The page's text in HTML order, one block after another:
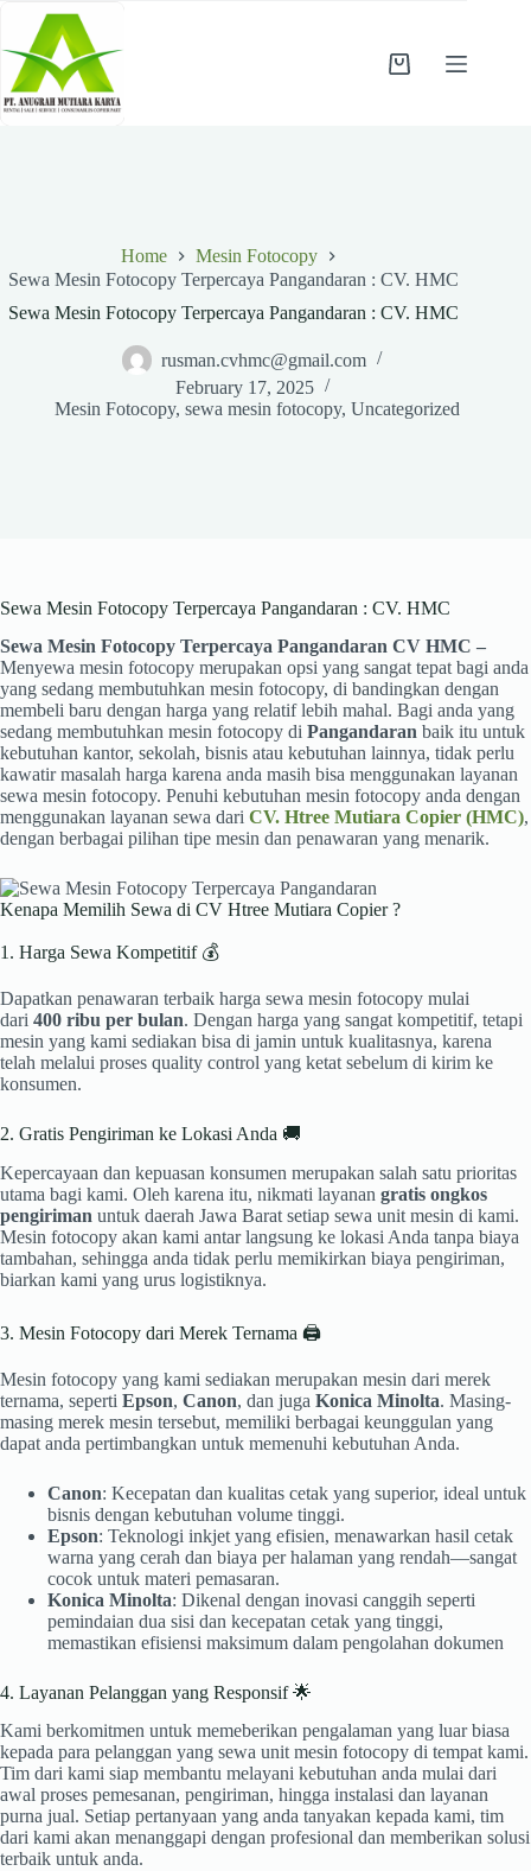
content
Shopping
Home
Mesin Fotocopy
Sewa Mesin Fotocopy Terpercaya Pangandaran : CV. HMC
Sewa Mesin Fotocopy Terpercaya Pangandaran : CV. HMC
rusman.cvhmc@gmail.com
February 17, 2025
Mesin Fotocopy,sewa mesin fotocopy,Uncategorized
Sewa Mesin Fotocopy Terpercaya Pangandaran : CV. HMC
Sewa Mesin Fotocopy Terpercaya Pangandaran CV HMC –
Menyewa mesin fotocopy merupakan opsi yang sangat tepat bagi anda
yang sedang membutuhkan mesin fotocopy, di bandingkan dengan
membeli baru dengan harga yang relatif lebih mahal. Bagi anda yang
sedang membutuhkan mesin fotocopy di Pangandaran baik itu untuk
kebutuhan kantor, sekolah, bisnis atau kebutuhan lainnya, tidak perlu
kawatir masalah harga karena anda masih bisa menggunakan layanan
sewa mesin fotocopy. Penuhi kebutuhan mesin fotocopy anda dengan
menggunakan layanan sewa dari CV. Htree Mutiara Copier (HMC),
dengan berbagai pilihan tipe mesin dan penawaran yang menarik.
Kenapa Memilih Sewa di CV Htree Mutiara Copier ?
1. Harga Sewa Kompetitif 💰
Dapatkan penawaran terbaik harga sewa mesin fotocopy mulai
dari 400 ribu per bulan. Dengan harga yang sangat kompetitif, tetapi
mesin yang kami sediakan bisa di jamin untuk kualitasnya, karena
telah melalui proses quality control yang ketat sebelum di kirim ke
konsumen.
2. Gratis Pengiriman ke Lokasi Anda 🚚
Kepercayaan dan kepuasan konsumen merupakan salah satu prioritas
utama bagi kami. Oleh karena itu, nikmati layanan gratis ongkos
pengiriman untuk daerah Jawa Barat setiap sewa unit mesin di kami.
Mesin fotocopy akan kami antar langsung ke lokasi Anda tanpa biaya
tambahan, sehingga anda tidak perlu memikirkan biaya pengiriman,
biarkan kami yang urus logistiknya.
3. Mesin Fotocopy dari Merek Ternama 🖨️
Mesin fotocopy yang kami sediakan merupakan mesin dari merek
ternama, seperti Epson, Canon, dan juga Konica Minolta. Masing-
masing merek mesin tersebut, memiliki berbagai keunggulan yang
dapat anda pertimbangkan untuk memenuhi kebutuhan Anda.
Canon: Kecepatan dan kualitas cetak yang superior, ideal untuk
bisnis dengan kebutuhan volume tinggi.
Epson: Teknologi inkjet yang efisien, menawarkan hasil cetak
warna yang cerah dan biaya per halaman yang rendah—sangat
cocok untuk materi pemasaran.
Konica Minolta: Dikenal dengan inovasi canggih seperti
pemindaian dua sisi dan kecepatan cetak yang tinggi,
memastikan efisiensi maksimum dalam pengolahan dokumen
4. Layanan Pelanggan yang Responsif 🌟
Kami berkomitmen untuk memeberikan pengalaman yang luar biasa
kepada para pelanggan yang sewa unit mesin fotocopy di tempat kami.
Tim dari kami siap membantu melayani kebutuhan anda mulai dari
awal proses pemesanan, pengiriman, hingga instalasi dan layanan
purna jual. Setiap pertanyaan yang anda tanyakan kepada kami, tim
dari kami akan menanggapi dengan profesional dan memberikan solusi
terbaik untuk anda.